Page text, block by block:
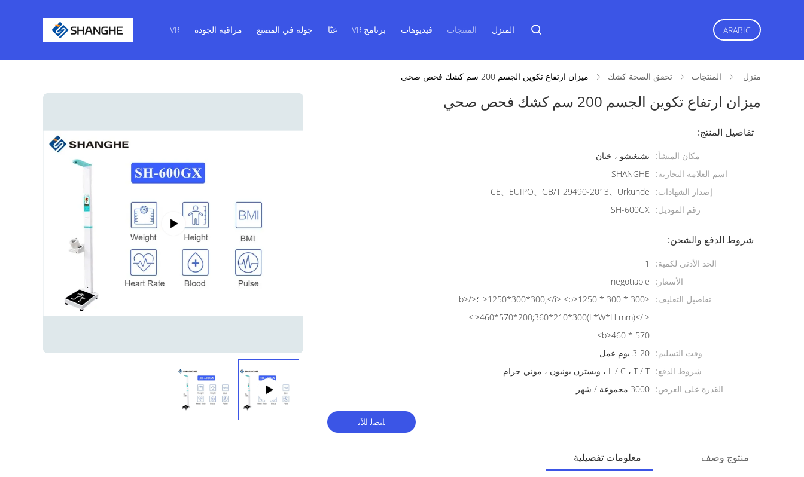
المنزل المنتجات فيديوهات برنامج VR عنّا جولة في المصنع مراقبة الجودة VR ARABIC
منزل المنتجات تحقق الصحة كشك ميزان ارتفاع تكوين الجسم 200 سم كشك فحص صحي
ميزان ارتفاع تكوين الجسم 200 سم كشك فحص صحي
تفاصيل المنتج:
مكان المنشأ: تشنغتشو ، خنان
اسم العلامة التجارية:
SHANGHE
إصدار الشهادات:
CE、EUIPO、GB/T 29490-2013、Urkunde
رقم الموديل: SH-600GX
شروط الدفع والشحن:
الحد الأدنى لكمية:
1
الأسعار:
negotiable
تفاصيل التغليف:
<i>1250*300*300;</i> <b>1250 * 300 * 300 ؛</b>
<i>460*570*200;360*210*300(L*W*H mm)</i>
<b>460 * 570
وقت التسليم: 3-20 يوم عمل
شروط الدفع: L / C ، T / T ، ويسترن يونيون ، موني جرام
القدرة على العرض: 3000 مجموعة / شهر
ﺎﺘﺼﻟ ﺍﻶﻧ
معلومات تفصيلية منتوج وصف